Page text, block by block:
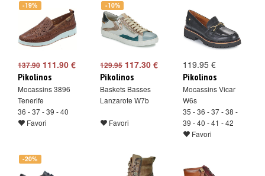
-19%
137.90 111.90 €
Pikolinos
Mocassins 3896
Tenerife
36 - 37 - 39 - 40
Favori
-10%
129.95117.30 €
Pikolinos
Baskets Basses
Lanzarote W7b
Favori
119.95 €
Pikolinos
Mocassins Vicar
W6s
35 - 36 - 37 - 38 -
39 - 40 - 41 - 42
Favori
-20%